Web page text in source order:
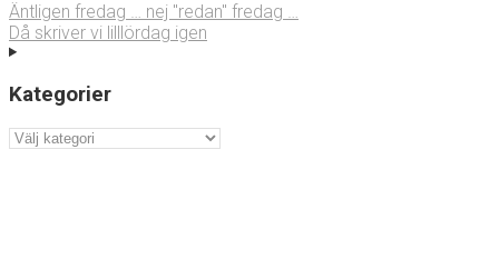
Äntligen fredag … nej "redan" fredag …
Då skriver vi lilllördag igen
Kategorier
Kategorier